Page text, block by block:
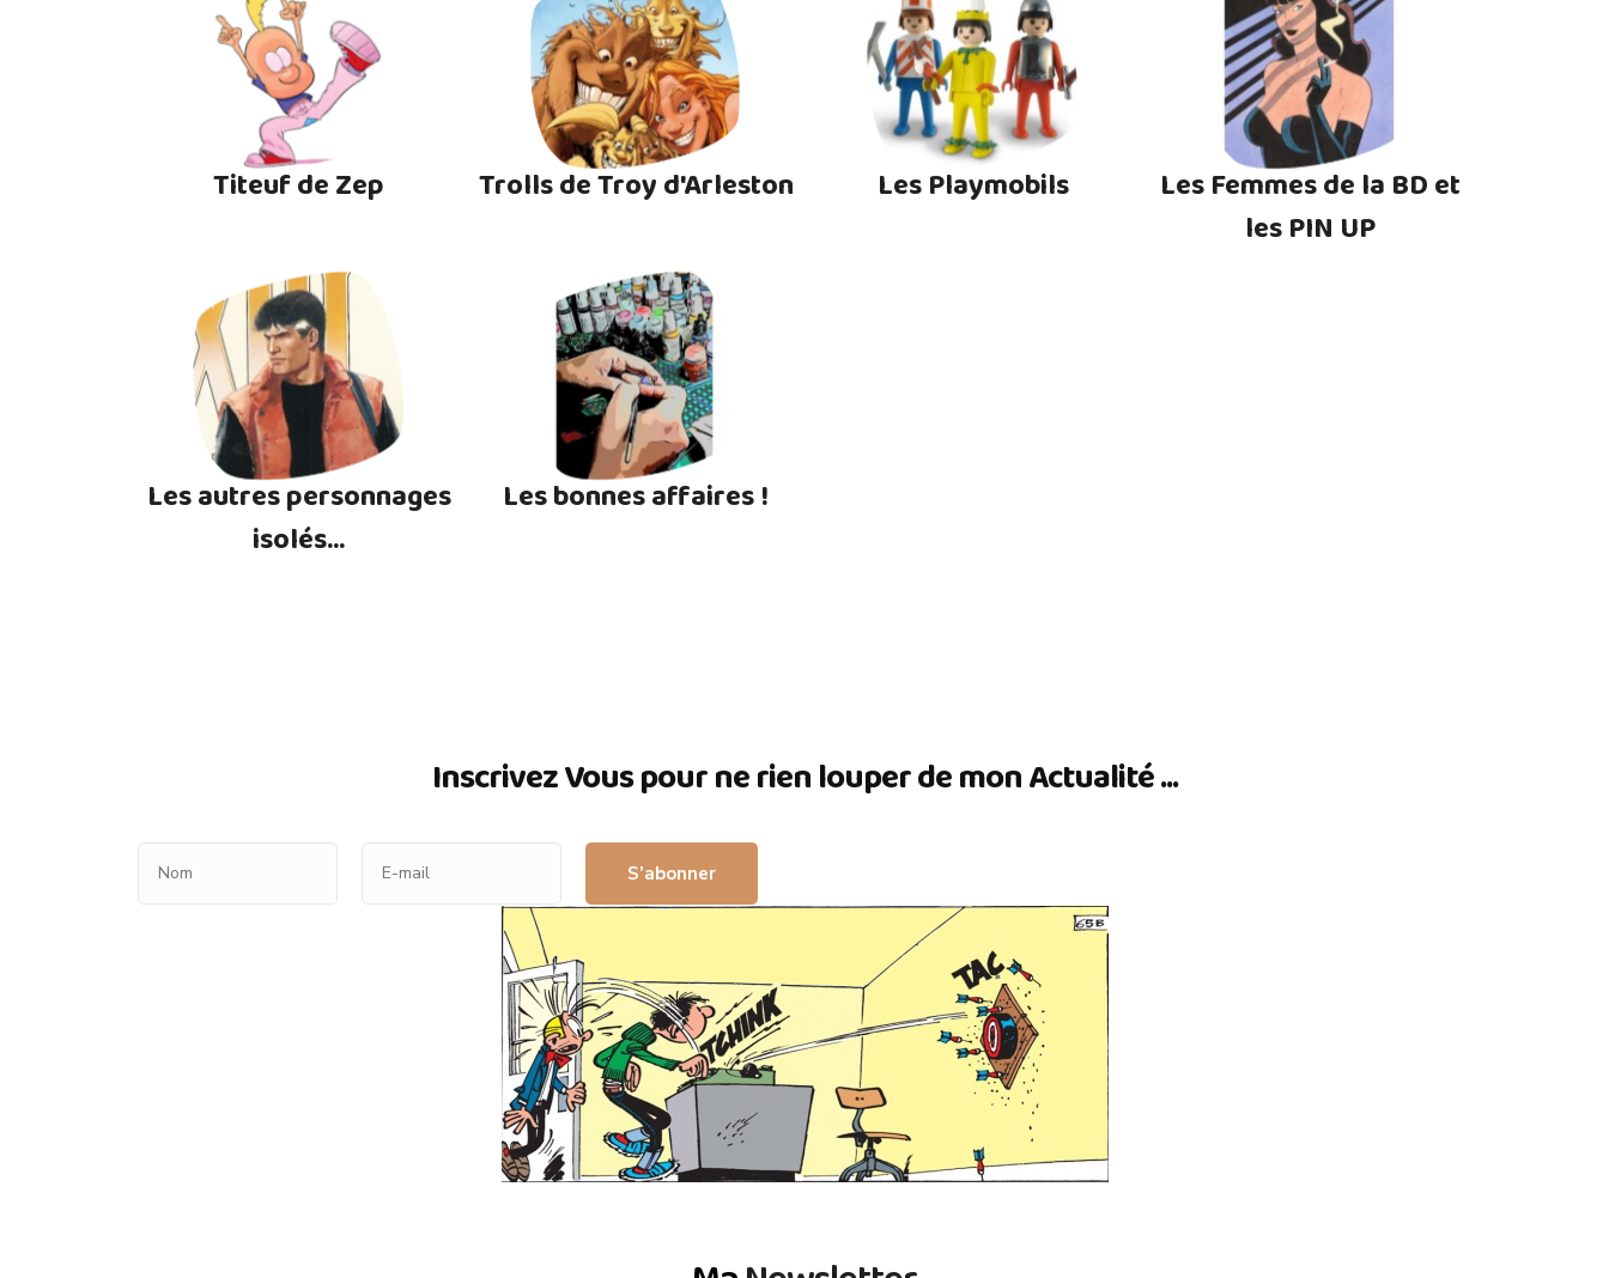
Titeuf de Zep Trolls de Troy d'Arleston Les Playmobils
Les Femmes de la BD et
les PIN UP
Les autres personnages
isolés...
Les bonnes affaires !
Inscrivez Vous pour ne rien louper de mon Actualité ...
S’abonner